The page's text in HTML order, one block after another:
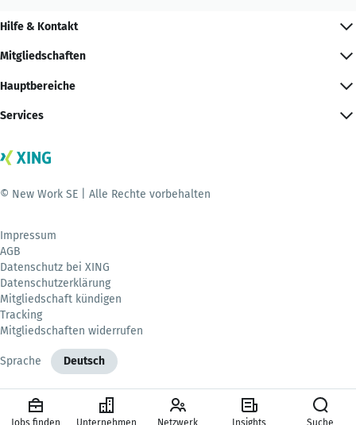
Hilfe & Kontakt
Mitgliedschaften
Hauptbereiche
Services
© New Work SE | Alle Rechte vorbehalten
Impressum
AGB
Datenschutz bei XING
Datenschutzerklärung
Mitgliedschaft kündigen
Tracking
Mitgliedschaften widerrufen
Sprache Deutsch
Jobs finden Unternehmen Netzwerk Insights Suche